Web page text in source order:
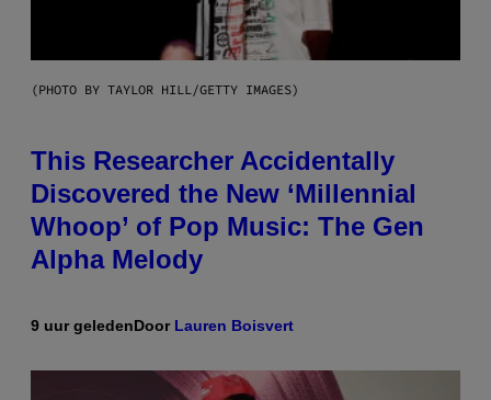
(PHOTO BY TAYLOR HILL/GETTY IMAGES)
This Researcher Accidentally
Discovered the New ‘Millennial
Whoop’ of Pop Music: The Gen
Alpha Melody
9 uur geledenDoor Lauren Boisvert